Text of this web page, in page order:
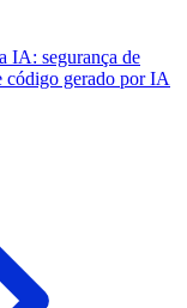
IA: segurança de
código gerado por IA